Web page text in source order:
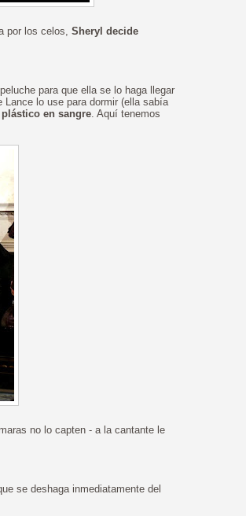
por los celos, Sheryl decide
para que ella se lo haga llegar
lo use para dormir (ella sabía
en sangre. Aquí tenemos
no lo capten - a la cantante le
se deshaga inmediatamente del